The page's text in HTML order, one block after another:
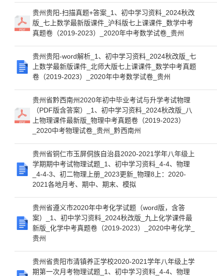
贵州贵阳-扫描真题+答案_1、初中学习资料_2024秋改
版_七上数学最新版课件_沪科版七上课课件_数学中考
真题卷（2019-2023）_2020年中考数学试卷_贵州
贵州贵阳-word解析_1、初中学习资料_2024秋改版_七
上数学最新版课件_北师大版七上课课件_数学中考真题
卷（2019-2023）_2020年中考数学试卷_贵州
贵州省黔西南州2020年初中毕业考试与升学考试物理
（PDF版含答案）_1、初中学习资料_2024秋改版_八
上物理课件最新版_物理中考真题卷（2019-2023）
_2020中考物理试卷_贵州_黔西南州
贵州省铜仁市玉屏侗族自治县2020-2021学年八年级上
学期期中考试物理试题_1、初中学习资料_4-4、物理
_4-4-3、初二物理上册_2023更新_物理8上：2020-
2021各地月考、期中、期末、模拟
贵州省遵义市2020年中考化学试题（word版，含答
案）_1、初中学习资料_2024秋改版_九上化学课件最
新版_化学中考真题卷（2019-2023）_2020中考化学_
贵州
贵州省贵阳市清镇养正学校2020-2021学年八年级上学
期第一次月考物理试题_1、初中学习资料_4-4、物理